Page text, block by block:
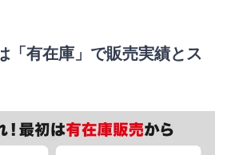
「有在庫」で販売実績とス